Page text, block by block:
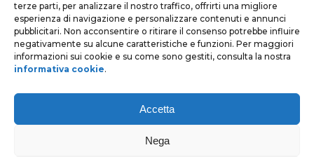
terze parti, per analizzare il nostro traffico, offrirti una migliore
esperienza di navigazione e personalizzare contenuti e annunci
pubblicitari. Non acconsentire o ritirare il consenso potrebbe influire
negativamente su alcune caratteristiche e funzioni. Per maggiori
informazioni sui cookie e su come sono gestiti, consulta la nostra
informativa cookie.
Accetta
Nega
Accettol'informativaper il
trattamento dei dati ai sensi del
regolamento UE 2016/679